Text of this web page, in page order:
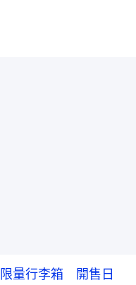
量行李箱 開售日